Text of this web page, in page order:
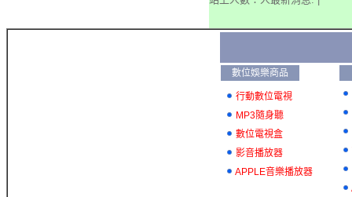
數位娛樂商品
行動數位電視
MP3隨身聽
數位電視盒
影音播放器
APPLE音樂播放器